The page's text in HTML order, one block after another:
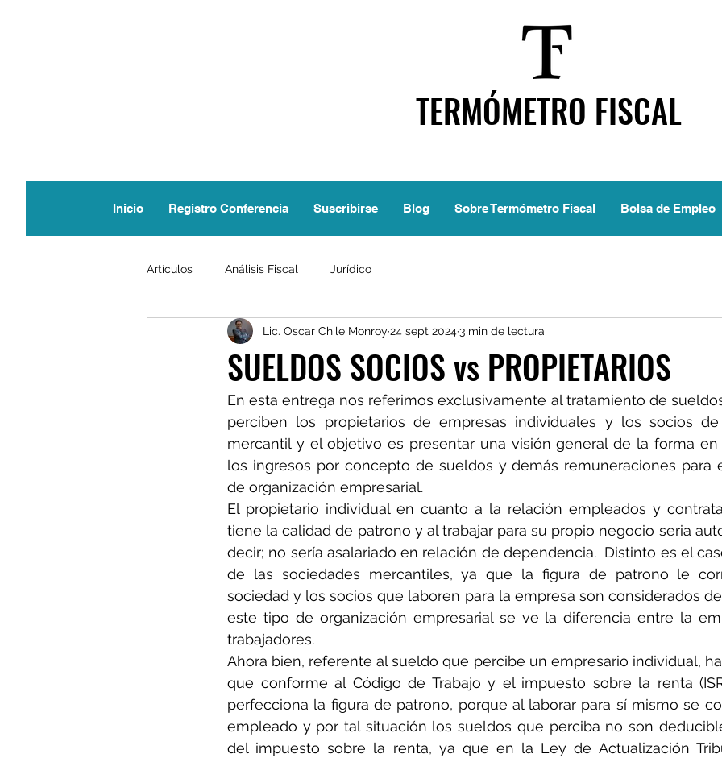
TERMÓMETRO FISCAL
Inicio Registro Conferencia Suscribirse Blog Sobre Termómetro Fiscal Bolsa de Empleo
Artículos Análisis Fiscal Jurídico
SUELDOS SOCIOS vs PROPIETARIOS
Lic. Oscar Chile Monroy 24 sept 20243 min de lectura
En esta entrega nos referimos exclusivamente al tratamiento de
perciben los propietarios de empresas individuales y los socios
mercantil y el objetivo es presentar una visión general de la forma en
los ingresos por concepto de sueldos y demás remuneraciones para
de organización empresarial.
El propietario individual en cuanto a la relación empleados y
tiene la calidad de patrono y al trabajar para su propio negocio seria
decir; no sería asalariado en relación de dependencia.  Distinto es el
de las sociedades mercantiles, ya que la figura de patrono le
sociedad y los socios que laboren para la empresa son considerados
este tipo de organización empresarial se ve la diferencia entre la
trabajadores.
Ahora bien, referente al sueldo que percibe un empresario individual,
que conforme al Código de Trabajo y el impuesto sobre la renta
perfecciona la figura de patrono, porque al laborar para sí mismo se
empleado y por tal situación los sueldos que perciba no son
del impuesto sobre la renta, ya que en la Ley de Actualización